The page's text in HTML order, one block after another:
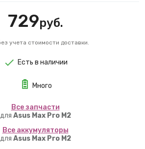
729руб.
учета стоимости доставки.
Есть в наличии
Много
Вcе запчасти
для Asus Max Pro M2
Вcе аккумуляторы
для Asus Max Pro M2